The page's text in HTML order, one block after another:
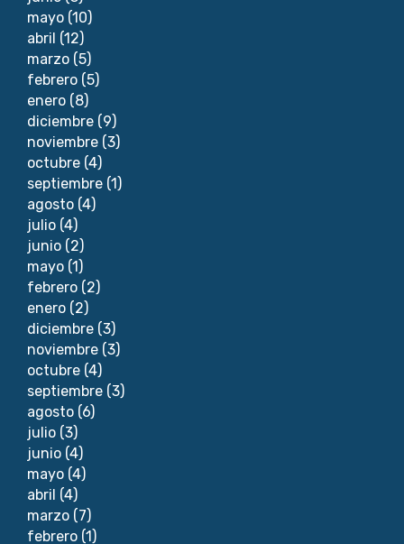
mayo (10)
abril (12)
marzo (5)
febrero (5)
enero (8)
diciembre (9)
noviembre (3)
octubre (4)
septiembre (1)
agosto (4)
julio (4)
junio (2)
mayo (1)
febrero (2)
enero (2)
diciembre (3)
noviembre (3)
octubre (4)
septiembre (3)
agosto (6)
julio (3)
junio (4)
mayo (4)
abril (4)
marzo (7)
febrero (1)